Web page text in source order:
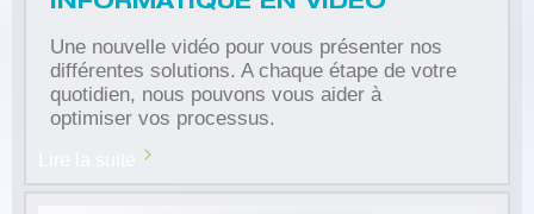
Une nouvelle vidéo pour vous présenter nos
différentes solutions. A chaque étape de votre
quotidien, nous pouvons vous aider à
optimiser vos processus.